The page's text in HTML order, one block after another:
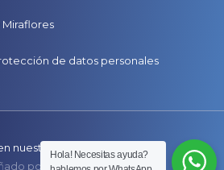
Miraflores
de datos personales
nuestras redes
por
SECUAZ.pe
Hola! Necesitas ayuda?